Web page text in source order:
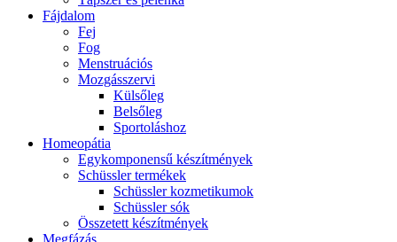
Fájdalom
Fej
Fog
Menstruációs
Mozgásszervi
Külsőleg
Belsőleg
Sportoláshoz
Homeopátia
Egykomponensű készítmények
Schüssler termékek
Schüssler kozmetikumok
Schüssler sók
Összetett készítmények
Megfázás